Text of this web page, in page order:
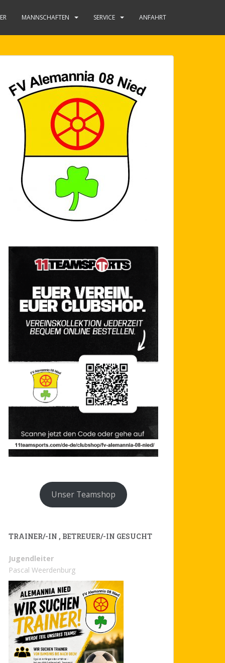
MANNSCHAFTEN SERVICE ANFAHRT
Unser Teamshop
TRAINER/-IN , BETREUER/-IN GESUCHT
Jugendleiter
Pascal Weerdenburg